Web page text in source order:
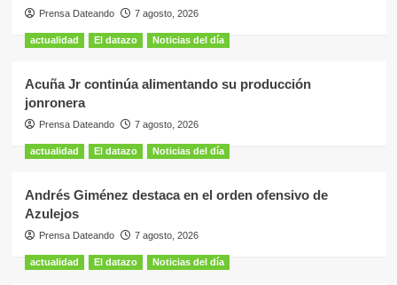
Prensa Dateando 7 agosto, 2026
actualidad El datazo Noticias del día
Acuña Jr continúa alimentando su producción
jonronera
Prensa Dateando 7 agosto, 2026
actualidad El datazo Noticias del día
Andrés Giménez destaca en el orden ofensivo de
Azulejos
Prensa Dateando 7 agosto, 2026
actualidad El datazo Noticias del día